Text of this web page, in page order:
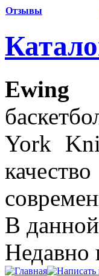
Отзывы
Ewing
York
В
Недавно